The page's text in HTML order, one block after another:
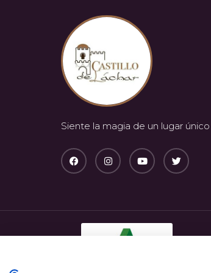
Siente la magia de un lugar único